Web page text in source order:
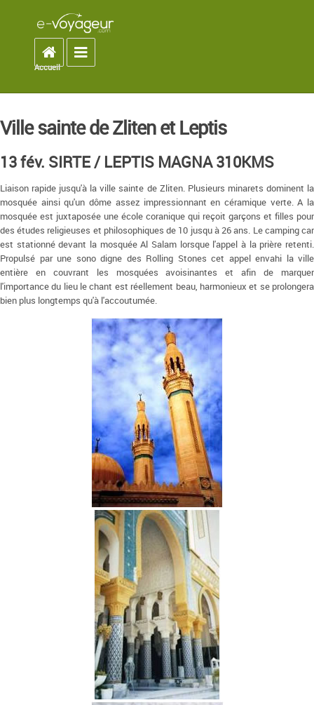
Accueil
Toggle navigation
Accueil
Ville sainte de Zliten et Leptis
13 fév. SIRTE / LEPTIS MAGNA 310KMS
Liaison rapide jusqu'à la ville sainte de Zliten. Plusieurs minarets dominent la
mosquée ainsi qu'un dôme assez impressionnant en céramique verte. A la
mosquée est juxtaposée une école coranique qui reçoit garçons et filles pour
des études religieuses et philosophiques de 10 jusqu à 26 ans. Le camping car
est stationné devant la mosquée Al Salam lorsque l'appel à la prière retenti.
Propulsé par une sono digne des Rolling Stones cet appel envahi la ville
entière en couvrant les mosquées avoisinantes et afin de marquer
l'importance du lieu le chant est réellement beau, harmonieux et se prolongera
bien plus longtemps qu'à l'accoutumée.